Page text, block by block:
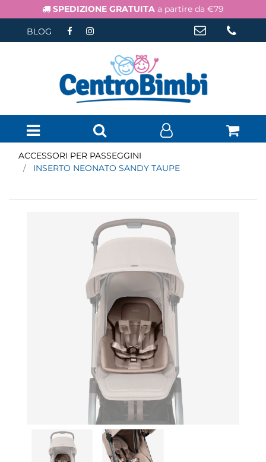
SPEDIZIONE GRATUITA a partire da €79
BLOG
Open menu
ACCESSORI PER PASSEGGINI
INSERTO NEONATO SANDY TAUPE